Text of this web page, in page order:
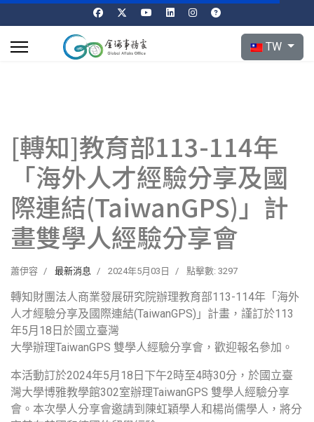
選擇你的語言
TW
[轉知]教育部113-114年
「海外人才經驗分享及國
際連結(TaiwanGPS)」計
畫雙學人經驗分享會
蕭伊容 最新消息 2024年5月03日 點擊數: 3297
轉知財團法人商業發展研究院辦理教育部113-114年「海外
人才經驗分享及國際連結(TaiwanGPS)」計畫，謹訂於113
年5月18日於國立臺灣
大學辦理TaiwanGPS 雙學人經驗分享會，歡迎報名參加。
本活動訂於2024年5月18日下午2時至4時30分，於國立臺
灣大學博雅教學館302室辦理TaiwanGPS 雙學人經驗分享
會。本次學人分享會邀請到陳虹穎學人和楊尚儒學人，將分